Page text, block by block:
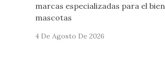
marcas especializadas para el
mascotas
4 De Agosto De 2026